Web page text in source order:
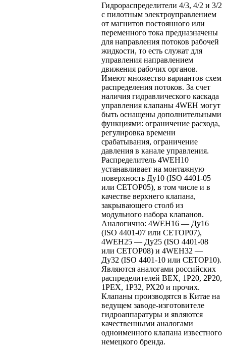
Гидрораспределители 4/3, 4/2 и 3/2
с пилотным электроуправлением
от магнитов постоянного или
переменного тока предназначены
для направления потоков рабочей
жидкости, то есть служат для
управления направлением
движения рабочих органов.
Имеют множество вариантов схем
распределения потоков. За счет
наличия гидравлического каскада
управления клапаны 4WEH могут
быть оснащены дополнительными
функциями: ограничение расхода,
регулировка времени
срабатывания, ограничение
давления в канале управления.
Распределитель 4WEH10
устанавливает на монтажную
поверхность Ду10 (ISO 4401-05
или CETOP05), в том числе и в
качестве верхнего клапана,
закрывающего столб из
модульного набора клапанов.
Аналогично: 4WEH16 — Ду16
(ISO 4401-07 или CETOP07),
4WEH25 — Ду25 (ISO 4401-08
или CETOP08) и 4WEH32 —
Ду32 (ISO 4401-10 или CETOP10).
Являются аналогами российских
распределителей ВЕХ, 1Р20, 2Р20,
1РЕХ, 1Р32, РХ20 и прочих.
Клапаны производятся в Китае на
ведущем заводе-изготовителе
гидроаппаратуры и являются
качественными аналогами
одноименного клапана известного
немецкого бренда.